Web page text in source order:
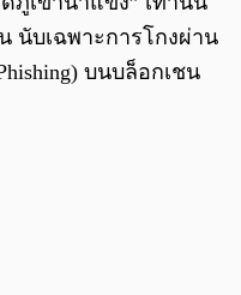
นับเฉพาะการโกงผ่าน
บนบล็อกเชน